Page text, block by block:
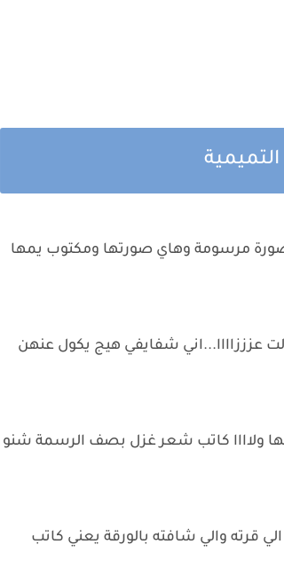
مرسومة وهاي صورتها ومكتوب يمها
شفايفي هيج يكول عنهن
ولاااا كاتب شعر غزل بصف الرسمة شنو
قرته والي شافته بالورقة يعني كاتب